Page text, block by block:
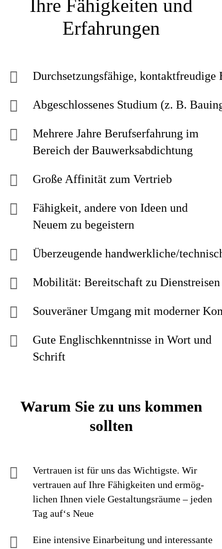
Ihre Fähigkeiten und
Erfahrungen
Durchsetzungsfähige, kontaktfreudige
Abgeschlossenes Studium (z. B.
Mehrere Jahre Berufserfahrung im
Bereich der Bauwerksabdichtung
Große Affinität zum Vertrieb
Fähigkeit, andere von Ideen und
Neuem zu begeistern
Überzeugende handwerkliche/
Mobilität: Bereitschaft zu Dienstreisen
Souveräner Umgang mit moderner
Gute Englischkenntnisse in Wort und
Schrift
Warum Sie zu uns kommen
sollten
Vertrauen ist für uns das Wichtigste. Wir
vertrauen auf Ihre Fähig­keiten und ermög­
lichen Ihnen viele Gestaltungs­räume – jeden
Tag auf‘s Neue
Eine intensive Einarbei­tung und interes­sante